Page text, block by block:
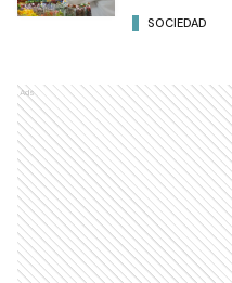
SOCIEDAD
Ads